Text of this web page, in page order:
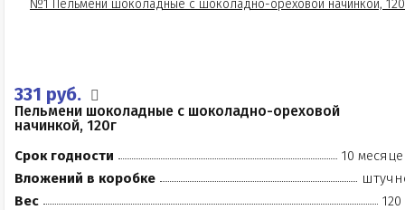
331 руб.
Пельмени шоколадные с шоколадно-ореховой
начинкой, 120г
Срок годности
10
Вложений в коробке
Вес
120